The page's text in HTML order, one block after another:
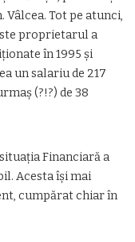
Tot pe atunci,
proprietarul a
în 1995 și
un salariu de 217
(?!?) de 38
Financiară a
Acesta își mai
cumpărat chiar în